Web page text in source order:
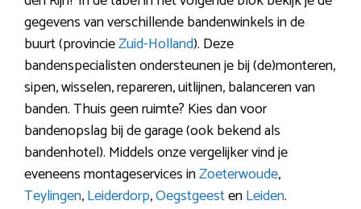
gegevens van verschillende bandenwinkels in de
buurt (provincieZuid-Holland). Deze
bandenspecialisten ondersteunen je bij (de)monteren,
sipen, wisselen, repareren, uitlijnen, balanceren van
banden. Thuis geen ruimte? Kies dan voor
bandenopslag bij de garage (ook bekend als
bandenhotel). Middels onze vergelijker vind je
eveneens montageservices inZoeterwoude,
Teylingen,Leiderdorp,OegstgeestenLeiden.